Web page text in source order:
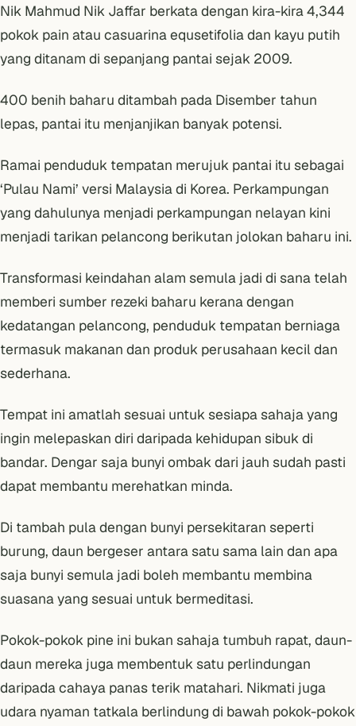
Nik Mahmud Nik Jaffar berkata dengan kira-kira 4,344
pokok pain atau casuarina equsetifolia dan kayu putih
yang ditanam di sepanjang pantai sejak 2009.
400 benih baharu ditambah pada Disember tahun
lepas, pantai itu menjanjikan banyak potensi.
Ramai penduduk tempatan merujuk pantai itu sebagai
‘Pulau Nami’ versi Malaysia di Korea. Perkampungan
yang dahulunya menjadi perkampungan nelayan kini
menjadi tarikan pelancong berikutan jolokan baharu ini.
Transformasi keindahan alam semula jadi di sana telah
memberi sumber rezeki baharu kerana dengan
kedatangan pelancong, penduduk tempatan berniaga
termasuk makanan dan produk perusahaan kecil dan
sederhana.
Tempat ini amatlah sesuai untuk sesiapa sahaja yang
ingin melepaskan diri daripada kehidupan sibuk di
bandar. Dengar saja bunyi ombak dari jauh sudah pasti
dapat membantu merehatkan minda.
Di tambah pula dengan bunyi persekitaran seperti
burung, daun bergeser antara satu sama lain dan apa
saja bunyi semula jadi boleh membantu membina
suasana yang sesuai untuk bermeditasi.
Pokok-pokok pine ini bukan sahaja tumbuh rapat, daun-
daun mereka juga membentuk satu perlindungan
daripada cahaya panas terik matahari. Nikmati juga
udara nyaman tatkala berlindung di bawah pokok-pokok